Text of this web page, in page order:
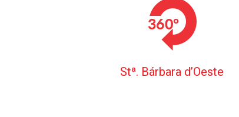
Stª. Bárbara d’Oeste